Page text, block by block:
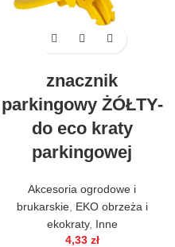
znacznik
parkingowy ŻÓŁTY-
do eco kraty
parkingowej
Akcesoria ogrodowe i
brukarskie, EKO obrzeża i
ekokraty, Inne
4,33 zł